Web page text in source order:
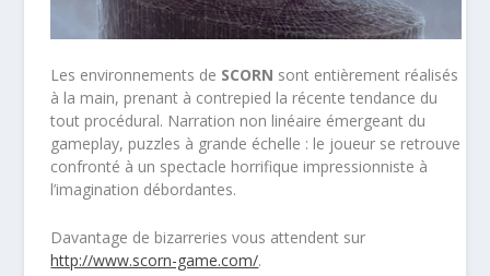
Les environnements de SCORN sont entièrement réalisés
à la main, prenant à contrepied la récente tendance du
tout procédural. Narration non linéaire émergeant du
gameplay, puzzles à grande échelle : le joueur se retrouve
confronté à un spectacle horrifique impressionniste à
l’imagination débordantes.
Davantage de bizarreries vous attendent sur
http://www.scorn-game.com/.